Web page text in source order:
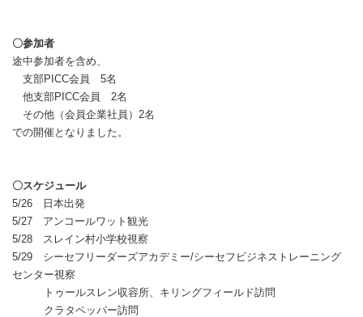
〇参加者
途中参加者を含め、
支部PICC会員 5名
他支部PICC会員 2名
その他（会員企業社員）2名
での開催となりました。
〇スケジュール
5/26 日本出発
5/27 アンコールワット観光
5/28 スレイン村小学校視察
5/29 シーセフリーダーズアカデミー/シーセフビジネストレーニング
センター視察
トゥールスレン収容所、キリングフィールド訪問
クラタペッパー訪問